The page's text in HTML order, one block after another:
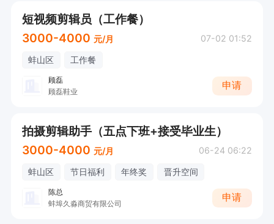
短视频剪辑员（工作餐）
3000-4000 元/月 07-02 01:52
蚌山区 工作餐
顾磊
顾磊鞋业
申请
拍摄剪辑助手（五点下班+接受毕业生）
3000-4000 元/月 06-24 06:22
蚌山区 节日福利 年终奖 晋升空间
陈总
蚌埠久淼商贸有限公司
申请